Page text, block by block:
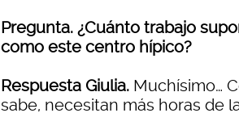
Pregunta. ¿Cuánto trabajo
como este centro hípico?
Respuesta Giulia. Muchísimo…
sabe, necesitan más horas de